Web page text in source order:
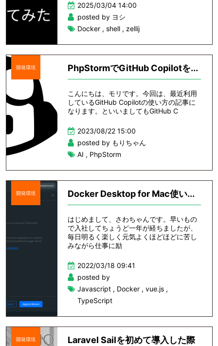
2025/03/04 14:00
posted by ヨシ
Docker, shell, zellij
開発環境 PhpStormでGitHub Copilotを...
こんにちは、モリです。今回は、最近利用
しているGitHub Copilotの使い方の記事に
なります。といいましてもGitHub C
2023/08/22 15:00
posted by もりちゃん
AI , PhpStorm
開発環境 Docker Desktop for Mac使い...
はじめまして、さわちゃんです。早いもの
で入社してちょうど一年が経ちましたが、
毎日明るく楽しく元気よくほどほどに苦し
みながら仕事に励
2022/03/18 09:41
posted by
Javascript, Docker, vue.js,
TypeScript
開発環境
Laravel Sailを初めて導入した際